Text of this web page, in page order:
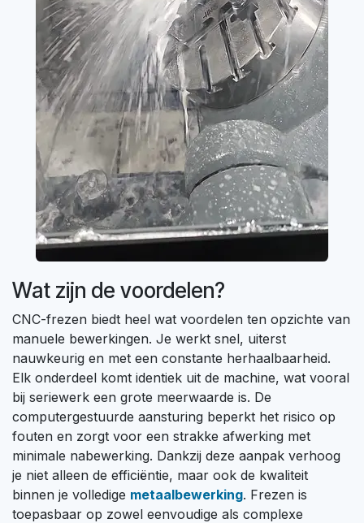
Wat zijn de voordelen?
CNC-frezen biedt heel wat voordelen ten opzichte van
manuele bewerkingen. Je werkt snel, uiterst
nauwkeurig en met een constante herhaalbaarheid.
Elk onderdeel komt identiek uit de machine, wat vooral
bij seriewerk een grote meerwaarde is. De
computergestuurde aansturing beperkt het risico op
fouten en zorgt voor een strakke afwerking met
minimale nabewerking. Dankzij deze aanpak verhoog
je niet alleen de efficiëntie, maar ook de kwaliteit
binnen je volledige metaalbewerking. Frezen is
toepasbaar op zowel eenvoudige als complexe